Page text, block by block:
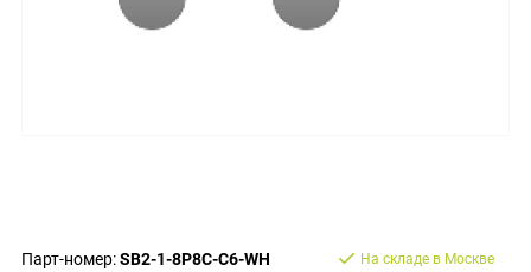
Парт-номер:SB2-1-8P8C-C6-WH На складе в Москве